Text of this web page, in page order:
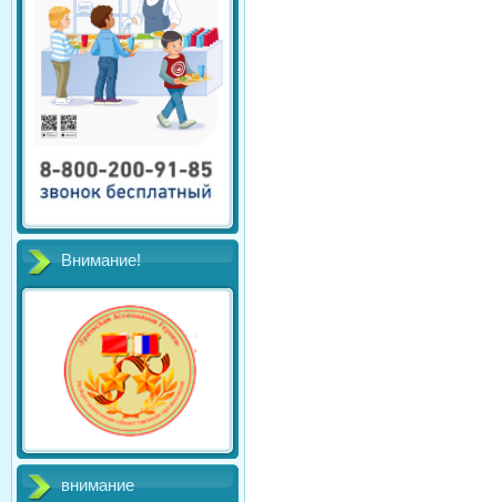
Внимание!
внимание